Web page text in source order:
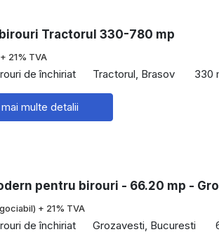
Tractorul 330-780 mp
+ 21% TVA
de închiriat Tractorul, Brasov 330
multe detalii
pentru birouri - 66.20 mp -
+ 21% TVA
de închiriat Grozavesti, Bucuresti